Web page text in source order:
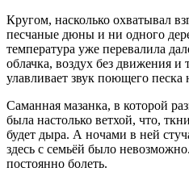
Кругом, насколько охватывал
песчаные дюны и ни одного
температура уже перевалила
облачка, воздух без движения и
улавливает звук поющего песка
Саманная мазанка, в которой
была настолько ветхой, что,
будет дыра. А ночами в ней
здесь с семьёй было
постоянно болеть.